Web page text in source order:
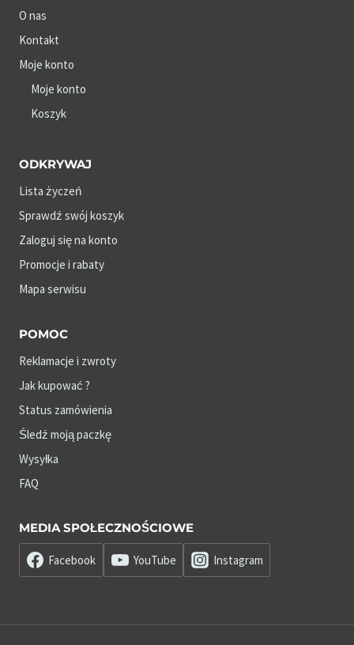
O nas
Kontakt
Moje konto
Moje konto
Koszyk
ODKRYWAJ
Lista życzeń
Sprawdź swój koszyk
Zaloguj się na konto
Promocje i rabaty
Mapa serwisu
POMOC
Reklamacje i zwroty
Jak kupować ?
Status zamówienia
Śledź moją paczkę
Wysyłka
FAQ
MEDIA SPOŁECZNOŚCIOWE
Facebook YouTube Instagram